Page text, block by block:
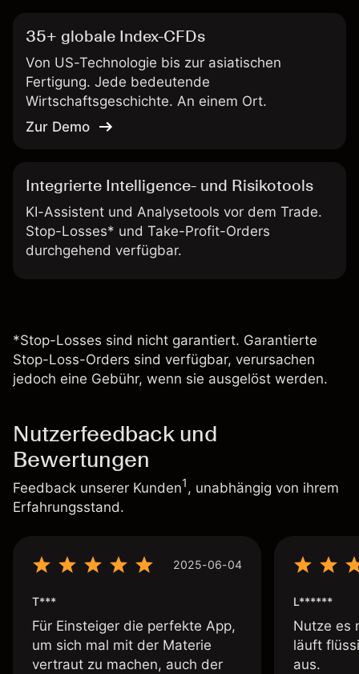
35+ globale Index-CFDs
Von US-Technologie bis zur asiatischen
Fertigung. Jede bedeutende
Wirtschaftsgeschichte. An einem Ort.
Zur Demo
Integrierte Intelligence- und Risikotools
KI-Assistent und Analysetools vor dem Trade.
Stop-Losses* und Take-Profit-Orders
durchgehend verfügbar.
*Stop-Losses sind nicht garantiert. Garantierte
Stop-Loss-Orders sind verfügbar, verursachen
jedoch eine Gebühr, wenn sie ausgelöst werden.
Nutzerfeedback und
Bewertungen
Feedback unserer Kunden1, unabhängig von ihrem
Erfahrungsstand.
2025-06-04
T***
Für Einsteiger die perfekte App,
um sich mal mit der Materie
vertraut zu machen, auch der
L******
Nutze es
läuft
aus.